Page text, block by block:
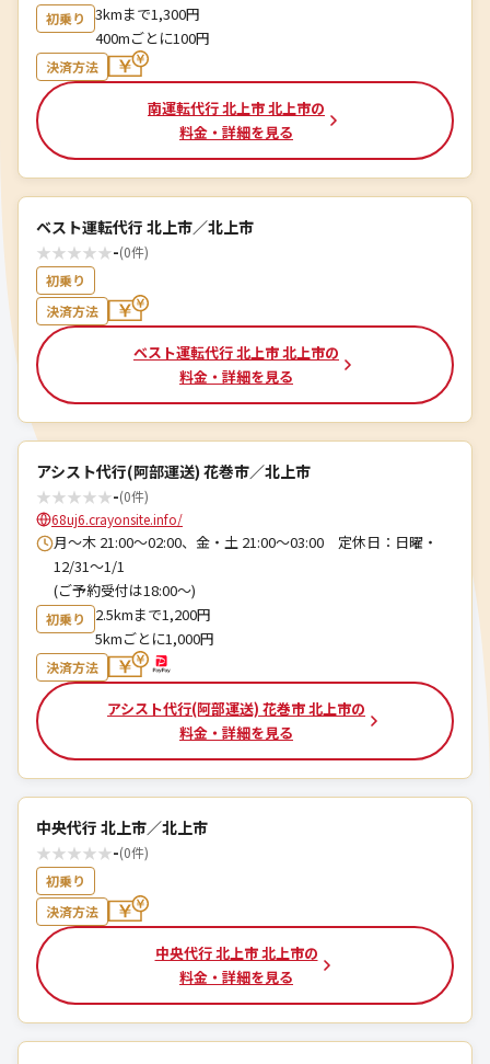
初乗り
3kmまで1,300円
400mごとに100円
決済方法
南運転代行 北上市 北上市の
料金・詳細を見る
ベスト運転代行 北上市／北上市
★★★★★-(0件)
初乗り
決済方法
ベスト運転代行 北上市 北上市の
料金・詳細を見る
アシスト代行(阿部運送) 花巻市／北上市
★★★★★-(0件)
68uj6.crayonsite.info/
月～木 21:00～02:00、金・土 21:00～03:00 定休日：日曜・
12/31〜1/1
(ご予約受付は18:00～)
初乗り
2.5kmまで1,200円
5kmごとに1,000円
決済方法
アシスト代行(阿部運送) 花巻市 北上市の
料金・詳細を見る
中央代行 北上市／北上市
★★★★★-(0件)
初乗り
決済方法
中央代行 北上市 北上市の
料金・詳細を見る